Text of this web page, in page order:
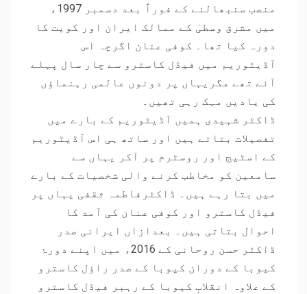
منصب سنبھالنے کے فوراً بعد دسمبر 1997ء
میں مشرق وسطیٰ کے ممالک ایران اور کویت کا
دورہ کیا تھا۔ کوفی عنان اگرچہ اس
آڈیٹوریم میں فیڈل کاسترو سے چار سال پہلے
آئے تھے مگریہاں پر دونوں عالمی رہنماؤں
کی یادیں مہک رہی تھیں۔
ڈاکٹر شہیدی ہمیں آڈیٹوریم کے بارے میں
تفصیلات بتاتے ہیں اور ساتھ ہی اس آڈیٹوریم
کے اسٹیج اور روسٹرم پر آکر یہاں سے
سامعین کو مخاطب کرنے والی شخصیات کے بارے
میں بتا رہے ہیں۔ ڈاکٹرفاطمہ ثقفی یہاں پر
فیڈل کاسترو اور کوفی عنان کی آمد کا
احوال بتاتی ہیں۔ بعدازاں ایرانی صدر
ڈاکٹر حسن روحانی کے 2016ء میں اپنے دورۂ
کیوبا کے دوران کیوبا کے صدر راؤل کاسترو
کے علاوہ انقلابِ کیوبا کے رہبر فیڈل کاسترو